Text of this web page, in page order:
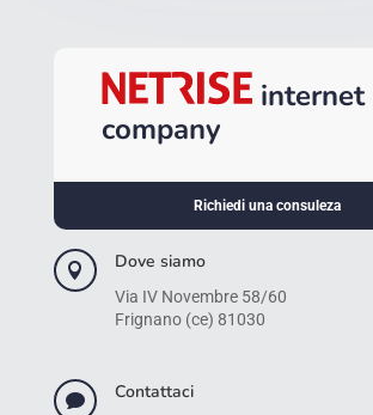
internet
company
Richiedi una consuleza
 Dove siamo
Via IV Novembre 58/60
Frignano (ce) 81030
 Contattaci